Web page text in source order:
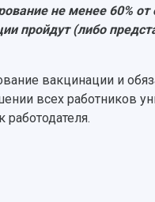
не менее 60% от
пройдут (либо
вакцинации и
всех работников
работодателя.